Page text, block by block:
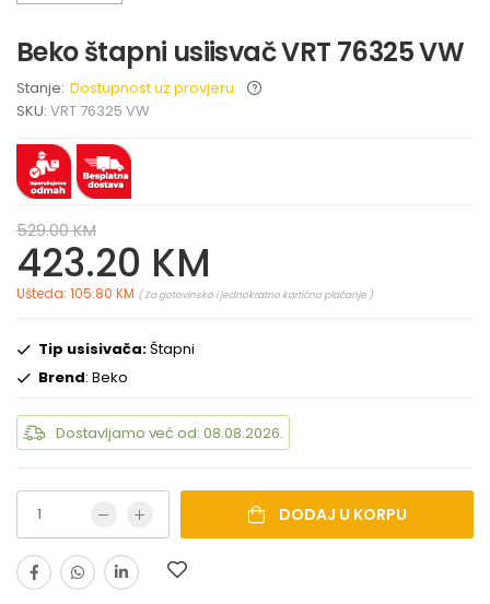
Beko štapni usiisvač VRT 76325 VW
Stanje: Dostupnost uz provjeru
SKU: VRT 76325 VW
529.00 KM
423.20 KM
Ušteda: 105.80 KM ( Za gotovinsko i jednokratno kartično plaćanje )
Tip usisivača:Štapni
Brend: Beko
Dostavljamo već od: 08.08.2026.
DODAJ U KORPU